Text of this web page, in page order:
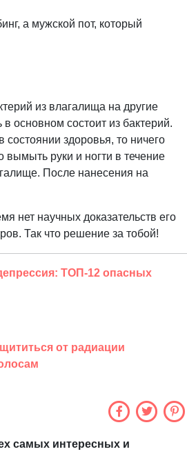
а мужской пот, который
из влагалища на другие
основном состоит из бактерий.
здоровья, то ничего
вымыть руки и ногти в течение
После нанесения на
нет научных доказательств его
Так что решение за тобой!
ТОП-12 опасных
от радиации
самых интересных и